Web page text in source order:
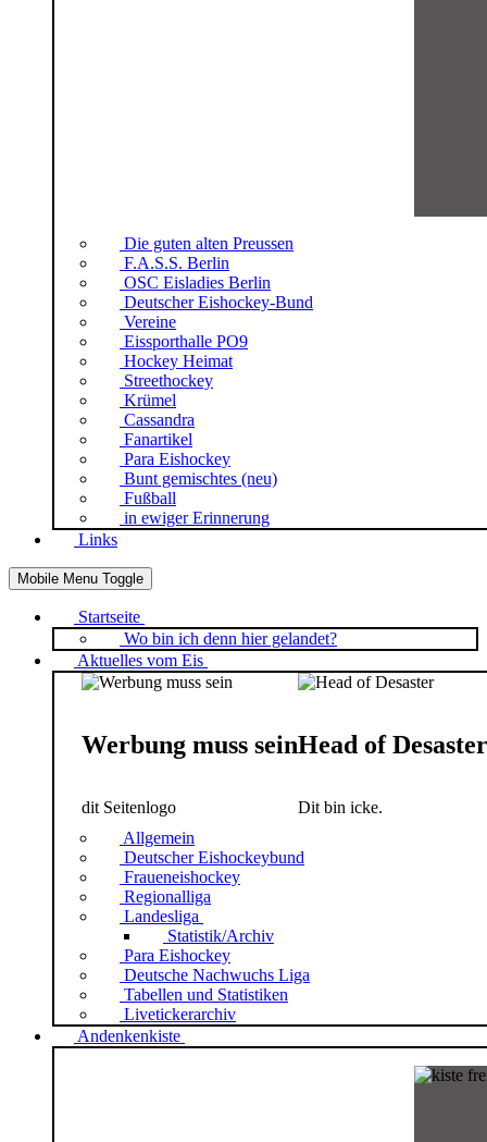
Die guten alten Preussen
F.A.S.S. Berlin
OSC Eisladies Berlin
Deutscher Eishockey-Bund
Vereine
Eissporthalle PO9
Hockey Heimat
Streethockey
Krümel
Cassandra
Fanartikel
Para Eishockey
Bunt gemischtes (neu)
Fußball
in ewiger Erinnerung
Links
Mobile Menu Toggle
Startseite
Wo bin ich denn hier gelandet?
Aktuelles vom Eis
Werbung muss sein
dit Seitenlogo
Head of Desaster
Dit bin icke.
Allgemein
Deutscher Eishockeybund
Fraueneishockey
Regionalliga
Landesliga
Statistik/Archiv
Para Eishockey
Deutsche Nachwuchs Liga
Tabellen und Statistiken
Livetickerarchiv
Andenkenkiste